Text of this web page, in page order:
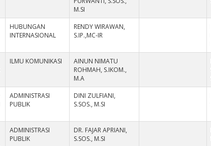
M.SI
HUBUNGAN
INTERNASIONAL
RENDY WIRAWAN,
S.IP.,MC-IR
ILMU KOMUNIKASI
AINUN NIMATU
ROHMAH, S.IKOM.,
M.A
ADMINISTRASI
PUBLIK
DINI ZULFIANI,
S.SOS., M.SI
ADMINISTRASI
PUBLIK
DR. FAJAR APRIANI,
S.SOS., M.SI